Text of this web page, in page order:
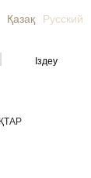
Қазақ Русский